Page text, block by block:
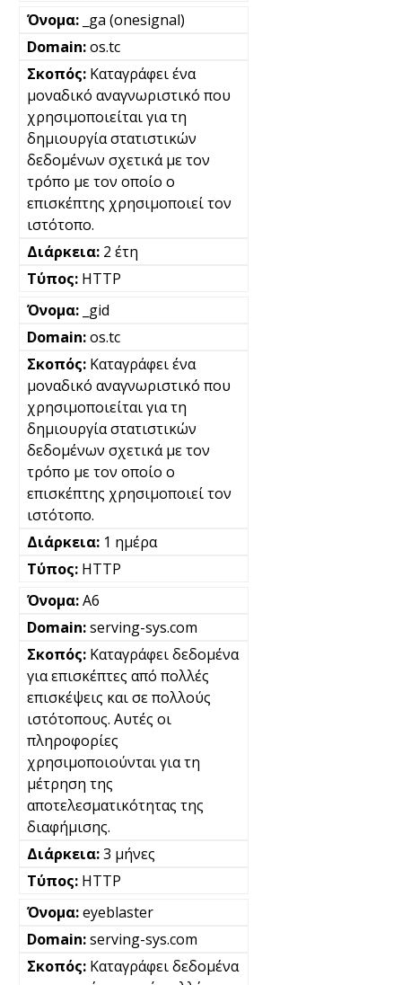
_ga (onesignal)
os.tc
Καταγράφει ένα
μοναδικό αναγνωριστικό που
χρησιμοποιείται για τη
δημιουργία στατιστικών
δεδομένων σχετικά με τον
τρόπο με τον οποίο ο
επισκέπτης χρησιμοποιεί τον
ιστότοπο.
2 έτη
HTTP
_gid
os.tc
Καταγράφει ένα
μοναδικό αναγνωριστικό που
χρησιμοποιείται για τη
δημιουργία στατιστικών
δεδομένων σχετικά με τον
τρόπο με τον οποίο ο
επισκέπτης χρησιμοποιεί τον
ιστότοπο.
1 ημέρα
HTTP
A6
serving-sys.com
Καταγράφει δεδομένα
για επισκέπτες από πολλές
επισκέψεις και σε πολλούς
ιστότοπους. Αυτές οι
πληροφορίες
χρησιμοποιούνται για τη
μέτρηση της
αποτελεσματικότητας της
διαφήμισης.
3 μήνες
HTTP
eyeblaster
serving-sys.com
Καταγράφει δεδομένα